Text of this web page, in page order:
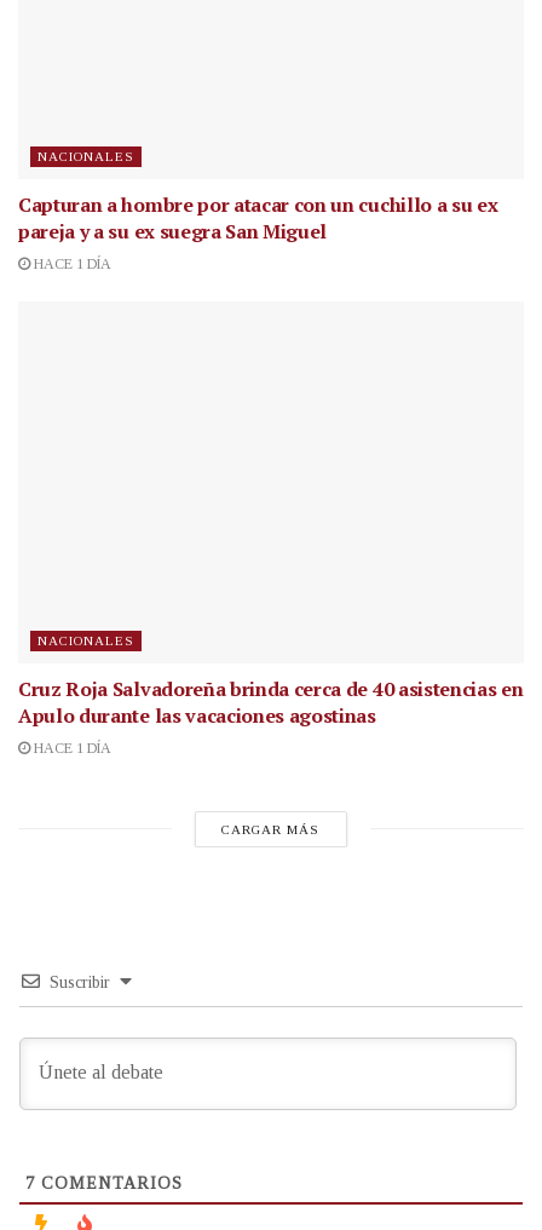
NACIONALES
Capturan a hombre por atacar con un cuchillo a su ex
pareja y a su ex suegra San Miguel
HACE 1 DÍA
NACIONALES
Cruz Roja Salvadoreña brinda cerca de 40 asistencias en
Apulo durante las vacaciones agostinas
HACE 1 DÍA
CARGAR MÁS
Suscribir
7 COMENTARIOS